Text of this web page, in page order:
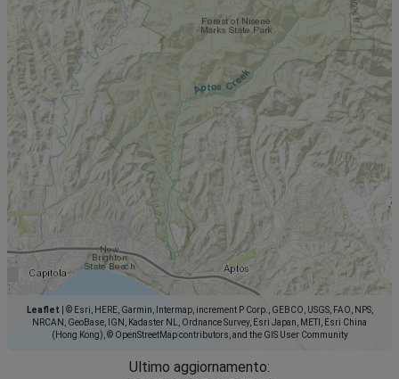
Leaflet
© Esri, HERE, Garmin, Intermap, increment P Corp., GEBCO, USGS, FAO, NPS,
NRCAN, GeoBase, IGN, Kadaster NL, Ordnance Survey, Esri Japan, METI, Esri China
(Hong Kong), © OpenStreetMap contributors, and the GIS User Community
Ultimo aggiornamento: